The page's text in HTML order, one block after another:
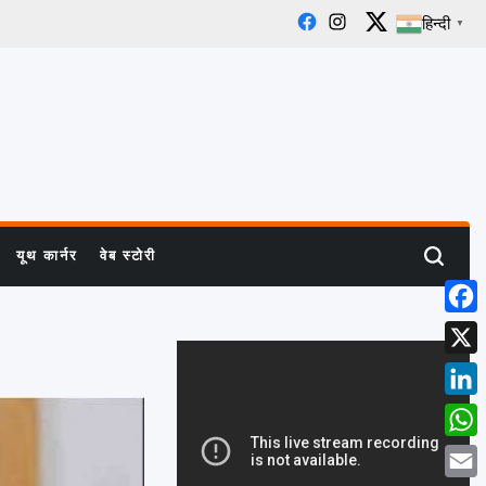
Facebook
Instagram
X हिन्दी ▼
यूथ कार्नर वेब स्टोरी Search
X